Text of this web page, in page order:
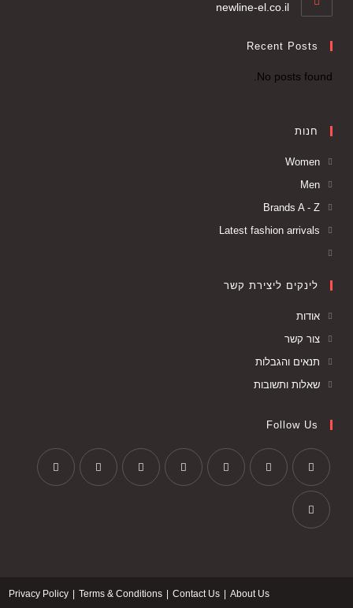
newline-el.co.il
Recent Posts
No posts found.
חנות
Women
Men
Brands A - Z
Latest fashion arrivals
לינקים ליצירת קשר
אודות
צור קשר
תנאים והגבלות
שאלות ותשובות
Follow Us
About Us
Contact Us
Terms & Conditions
Privacy Policy